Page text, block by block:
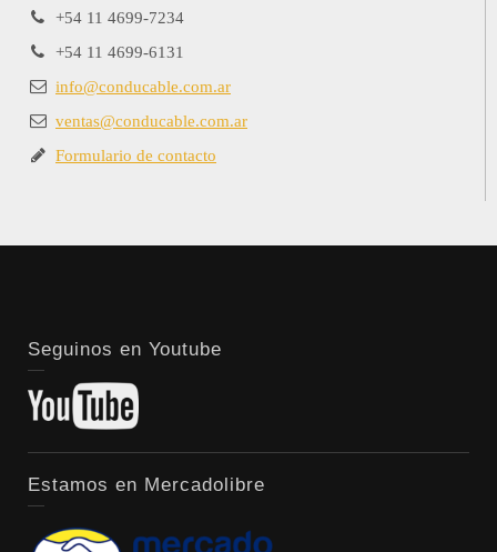
+54 11 4699-7234
+54 11 4699-6131
info@conducable.com.ar
ventas@conducable.com.ar
Formulario de contacto
Seguinos en Youtube
Estamos en Mercadolibre